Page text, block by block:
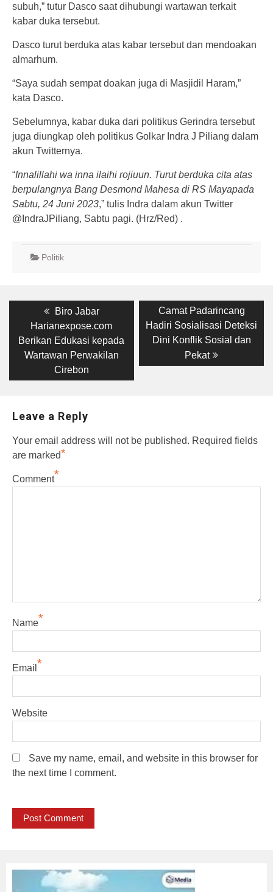
subuh,” tutur Dasco saat dihubungi wartawan terkait
kabar duka tersebut.
Dasco turut berduka atas kabar tersebut dan mendoakan
almarhum.
“Saya sudah sempat doakan juga di Masjidil Haram,”
kata Dasco.
Sebelumnya, kabar duka dari politikus Gerindra tersebut
juga diungkap oleh politikus Golkar Indra J Piliang dalam
akun Twitternya.
“Innalillahi wa inna ilaihi rojiuun. Turut berduka cita atas
berpulangnya Bang Desmond Mahesa di RS Mayapada
Sabtu, 24 Juni 2023,” tulis Indra dalam akun Twitter
@IndraJPiliang, Sabtu pagi. (Hrz/Red) .
Politik
navigation
Previous
post:
Biro Jabar
Harianexpose.com
Berikan Edukasi kepada
Wartawan Perwakilan
Cirebon
Next
post:
Camat Padarincang
Hadiri Sosialisasi Deteksi
Dini Konflik Sosial dan
Pekat
Leave a Reply
Your email address will not be published. Required fields
are marked*
Comment*
Name*
Email *
Website
Save my name, email, and website in this browser for
the next time I comment.